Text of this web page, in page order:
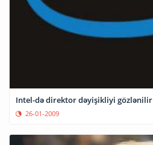
Intel-də direktor dəyişikliyi gözlənilir
26-01-2009